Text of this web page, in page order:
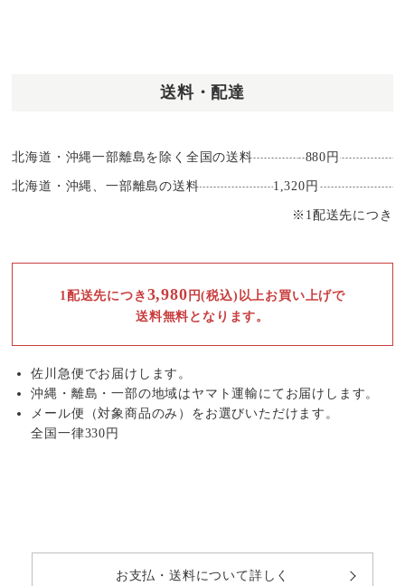
送料・配達
北海道・沖縄一部離島を除く全国の送料 880円
北海道・沖縄、一部離島の送料 1,320円
※1配送先につき
1配送先につき 3,980 円(税込)以上お買い上げで
送料無料となります。
佐川急便でお届けします。
沖縄・離島・一部の地域はヤマト運輸にてお届けします。
メール便（対象商品のみ）をお選びいただけます。
全国一律330円
お支払・送料について詳しく